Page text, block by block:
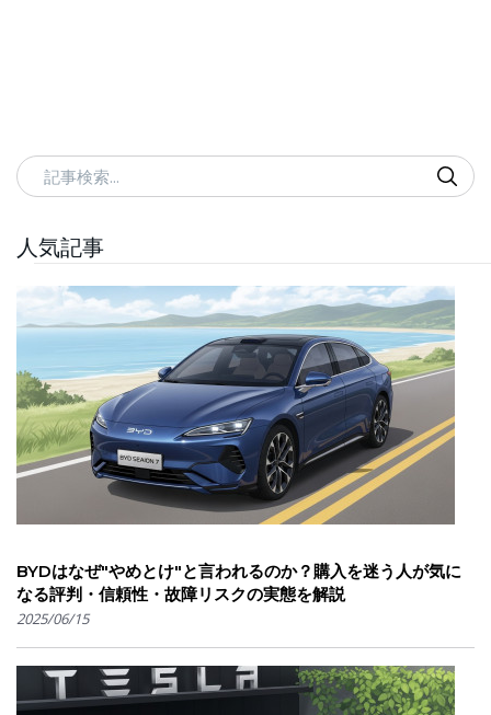
記事検索
人気記事
BYDはなぜ"やめとけ"と言われるのか？購入を迷う人が気に
なる評判・信頼性・故障リスクの実態を解説
2025/06/15